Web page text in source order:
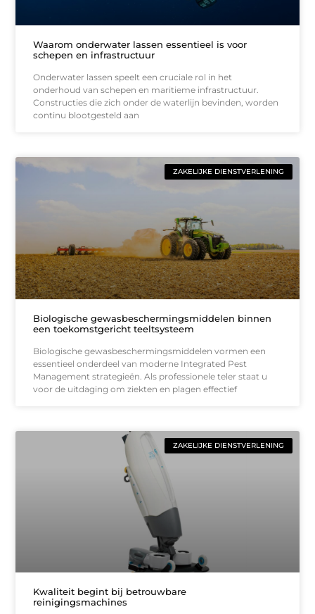
Waarom onderwater lassen essentieel is voor
schepen en infrastructuur
Onderwater lassen speelt een cruciale rol in het
onderhoud van schepen en maritieme infrastructuur.
Constructies die zich onder de waterlijn bevinden, worden
continu blootgesteld aan
ZAKELIJKE DIENSTVERLENING
Biologische gewasbeschermingsmiddelen binnen
een toekomstgericht teeltsysteem
Biologische gewasbeschermingsmiddelen vormen een
essentieel onderdeel van moderne Integrated Pest
Management strategieën. Als professionele teler staat u
voor de uitdaging om ziekten en plagen effectief
ZAKELIJKE DIENSTVERLENING
Kwaliteit begint bij betrouwbare
reinigingsmachines